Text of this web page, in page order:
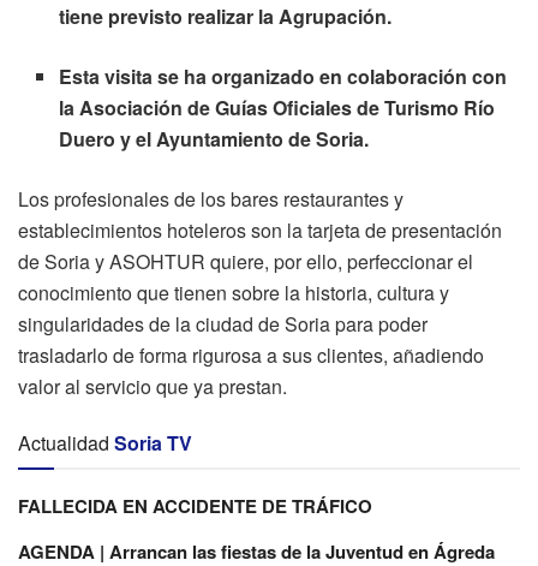
tiene previsto realizar la Agrupación.
Esta visita se ha organizado en colaboración con
la Asociación de Guías Oficiales de Turismo Río
Duero y el Ayuntamiento de Soria.
Los profesionales de los bares restaurantes y
establecimientos hoteleros son la tarjeta de presentación
de Soria y ASOHTUR quiere, por ello, perfeccionar el
conocimiento que tienen sobre la historia, cultura y
singularidades de la ciudad de Soria para poder
trasladarlo de forma rigurosa a sus clientes, añadiendo
valor al servicio que ya prestan.
Actualidad Soria TV
FALLECIDA EN ACCIDENTE DE TRÁFICO
AGENDA | Arrancan las fiestas de la Juventud en Ágreda